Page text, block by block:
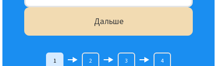
Дальше
1 2 3 4